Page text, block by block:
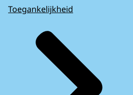
Toegankelijkheid